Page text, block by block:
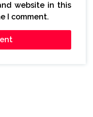
website in this
I comment.